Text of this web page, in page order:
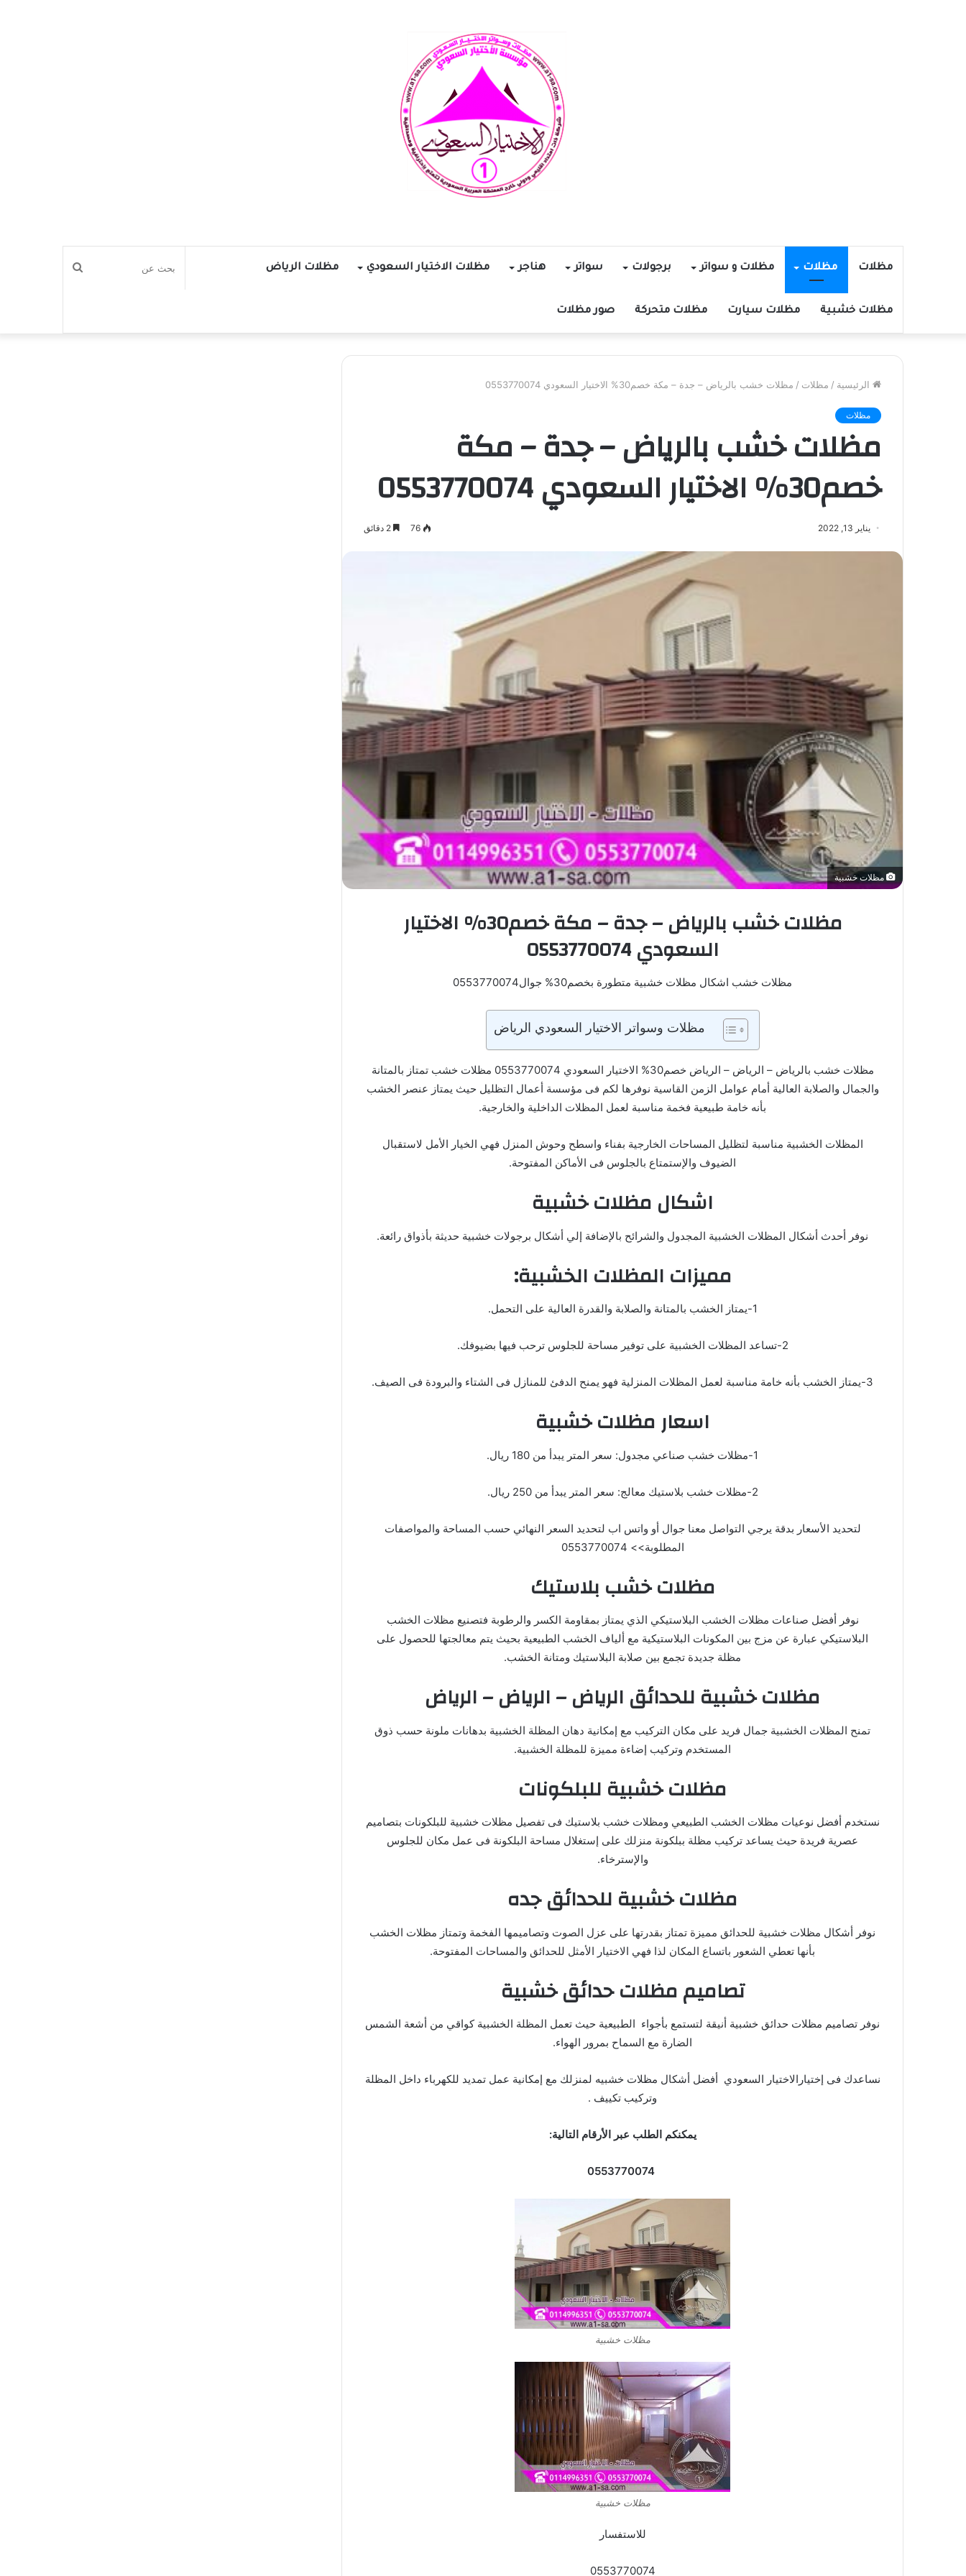
مظلات مظلات مظلات و سواتر برجولات سواتر هناجر مظلات الاختيار السعودي مظلات الرياض
مظلات خشبية مظلات سيارت مظلات متحركة صور مظلات
بحث
الرئيسية / مظلات / مظلات خشب بالرياض – جدة – مكة خصم30% الاختيار السعودي 0553770074
مظلات
مظلات خشب بالرياض – جدة – مكة
خصم30% الاختيار السعودي 0553770074
يناير 13, 2022 76
مظلات خشبية
مظلات خشب بالرياض – جدة – مكة خصم30% الاختيار
السعودي 0553770074
مظلات خشب اشكال مظلات خشبية متطورة بخصم30% جوال0553770074
مظلات وسواتر الاختيار السعودي الرياض
مظلات خشب بالرياض – الرياض – الرياض خصم30% الاختيار السعودي 0553770074 مظلات خشب تمتاز بالمتانة
والجمال والصلابة العالية أمام عوامل الزمن القاسية نوفرها لكم فى مؤسسة أعمال التظليل حيث يمتاز عنصر الخشب
بأنه خامة طبيعية فخمة مناسبة لعمل المظلات الداخلية والخارجية.
المظلات الخشبية مناسبة لتظليل المساحات الخارجية بفناء واسطح وحوش المنزل فهي الخيار الأمل لاستقبال
الضيوف والإستمتاع بالجلوس فى الأماكن المفتوحة.
اشكال مظلات خشبية
نوفر أحدث أشكال المظلات الخشبية المجدول والشرائح بالإضافة إلي أشكال برجولات خشبية حديثة بأذواق رائعة.
مميزات المظلات الخشبية:
1-يمتاز الخشب بالمتانة والصلابة والقدرة العالية على التحمل.
2-تساعد المظلات الخشبية على توفير مساحة للجلوس ترحب فيها بضيوفك.
3-يمتاز الخشب بأنه خامة مناسبة لعمل المظلات المنزلية فهو يمنح الدفئ للمنازل فى الشتاء والبرودة فى الصيف.
اسعار مظلات خشبية
1-مظلات خشب صناعي مجدول: سعر المتر يبدأ من 180 ريال.
2-مظلات خشب بلاستيك معالج: سعر المتر يبدأ من 250 ريال.
لتحديد الأسعار بدقة يرجي التواصل معنا جوال أو واتس اب لتحديد السعر النهائي حسب المساحة والمواصفات
المطلوبة>> 0553770074
مظلات خشب بلاستيك
نوفر أفضل صناعات مظلات الخشب البلاستيكي الذي يمتاز بمقاومة الكسر والرطوبة فتصنيع مظلات الخشب
البلاستيكي عبارة عن مزج بين المكونات البلاستيكية مع ألياف الخشب الطبيعية بحيث يتم معالجتها للحصول على
مظلة جديدة تجمع بين صلابة البلاستيك ومتانة الخشب.
مظلات خشبية للحدائق الرياض – الرياض – الرياض
تمنح المظلات الخشبية جمال فريد على مكان التركيب مع إمكانية دهان المظلة الخشبية بدهانات ملونة حسب ذوق
المستخدم وتركيب إضاءة مميزة للمظلة الخشبية.
مظلات خشبية للبلكونات
نستخدم أفضل نوعيات مظلات الخشب الطبيعي ومظلات خشب بلاستيك فى تفصيل مظلات خشبية للبلكونات بتصاميم
عصرية فريدة حيث يساعد تركيب مظلة ببلكونة منزلك على إستغلال مساحة البلكونة فى عمل مكان للجلوس
والإسترخاء.
مظلات خشبية للحدائق جده
نوفر أشكال مظلات خشبية للحدائق مميزة تمتاز بقدرتها على عزل الصوت وتصاميمها الفخمة وتمتاز مظلات الخشب
بأنها تعطي الشعور باتساع المكان لذا فهي الاختيار الأمثل للحدائق والمساحات المفتوحة.
تصاميم مظلات حدائق خشبية
نوفر تصاميم مظلات حدائق خشبية أنيقة لتستمع بأجواء الطبيعية حيث تعمل المظلة الخشبية كواقي من أشعة الشمس
الضارة مع السماح بمرور الهواء.
نساعدك فى إختيارالاختيار السعودي أفضل أشكال مظلات خشبيه لمنزلك مع إمكانية عمل تمديد للكهرباء داخل المظلة
وتركيب تكييف .
یمكنكم الطلب عبر الأرقام التالیة:
مظلات خشبية
مظلات خشبية
للاستفسار
0553770074